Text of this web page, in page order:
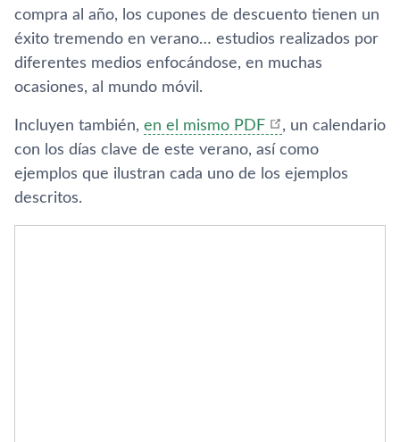
compra al año, los cupones de descuento tienen un
éxito tremendo en verano… estudios realizados por
diferentes medios enfocándose, en muchas
ocasiones, al mundo móvil.
Incluyen también, en el mismo PDF
, un calendario
con los dí­as clave de este verano, así­ como
ejemplos que ilustran cada uno de los ejemplos
descritos.